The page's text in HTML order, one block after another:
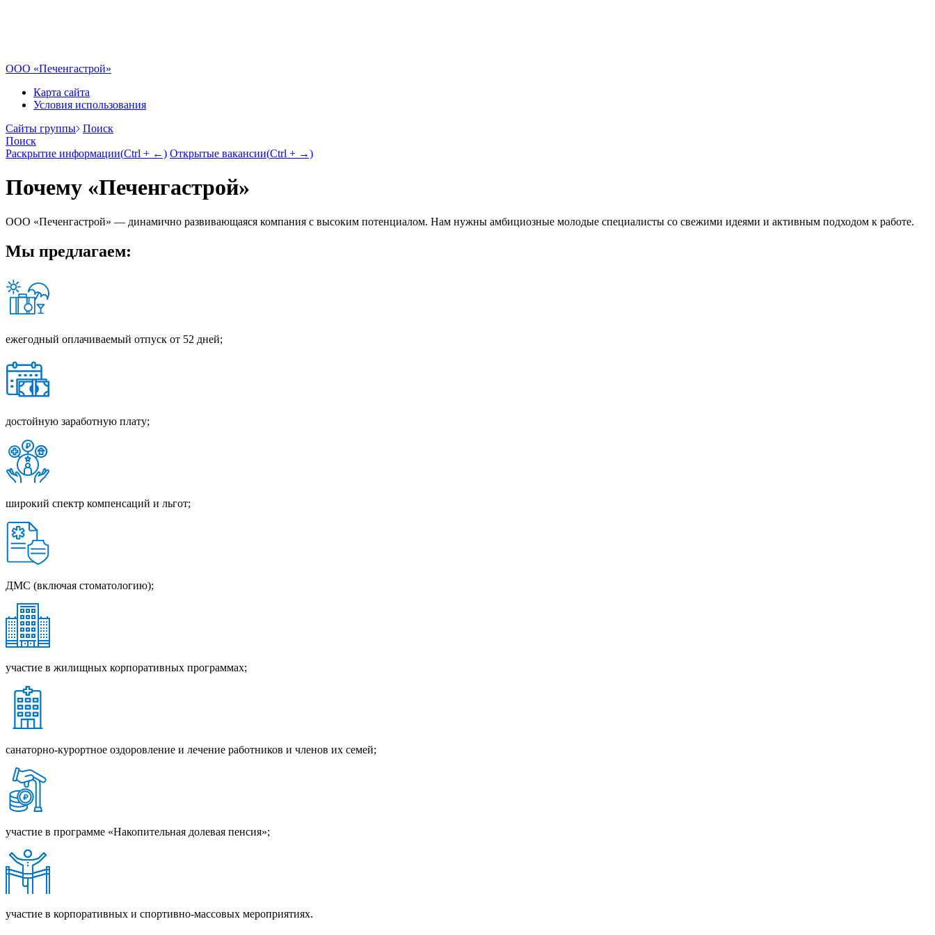
ООО «Печенгастрой»
Карта сайта
Условия использования
Cайты группы Поиск
Поиск
Раскрытие информации(Ctrl + ←) Открытые вакансии(Ctrl + →)
Почему «Печенгастрой»
ООО «Печенгастрой» — динамично развивающаяся компания с высоким потенциалом. Нам нужны амбициозные молодые специалисты со свежими идеями и активным подходом к работе.
Мы предлагаем:
ежегодный оплачиваемый отпуск от 52 дней;
достойную заработную плату;
широкий спектр компенсаций и льгот;
ДМС (включая стоматологию);
участие в жилищных корпоративных программах;
санаторно-курортное оздоровление и лечение работников и членов их семей;
участие в программе «Накопительная долевая пенсия»;
участие в корпоративных и спортивно-массовых мероприятиях.